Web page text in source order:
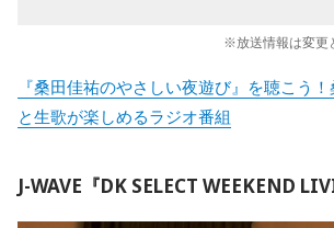
※放送情報は変更
『桑田佳祐のやさしい夜遊び』を聴こう
と生歌が楽しめるラジオ番組
J-WAVE『DK SELECT WEEKEND